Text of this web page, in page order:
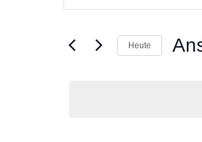
Ansichten,
Navigation
Suche
Heute